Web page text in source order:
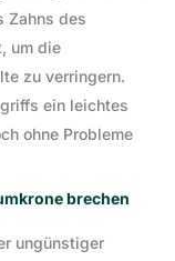
Zahns des
um die
zu verringern.
ein leichtes
ohne Probleme
brechen
ungünstiger